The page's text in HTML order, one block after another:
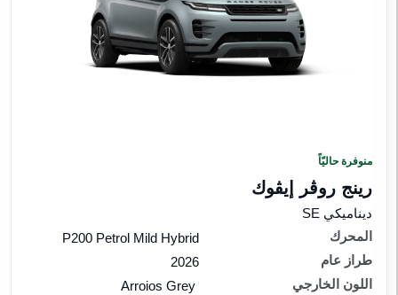
منوفرة حاليّاً
رينج روڤر إيڤوك
ديناميكي SE
المحرك
P200 Petrol Mild Hybrid
طراز عام
2026
اللون الخارجي
Arroios Grey